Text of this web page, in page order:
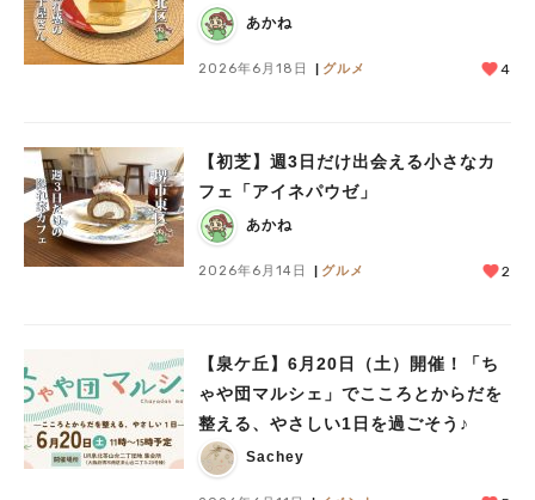
あかね
2026年6月18日 グルメ 4
【初芝】週3日だけ出会える小さなカ
フェ「アイネパウゼ」
あかね
2026年6月14日 グルメ 2
【泉ケ丘】6月20日（土）開催！「ち
ゃや団マルシェ」でこころとからだを
整える、やさしい1日を過ごそう♪
Sachey